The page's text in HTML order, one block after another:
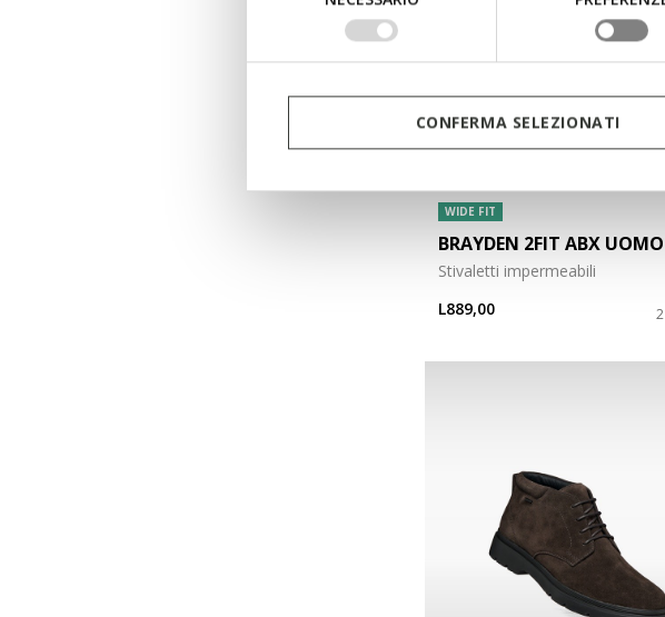
CONFERMA SELEZIONATI
WIDE FIT
BRAYDEN 2FIT ABX UOMO
Stivaletti impermeabili
L889,00